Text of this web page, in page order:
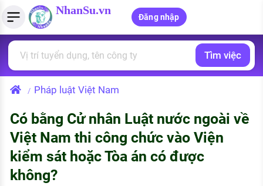
NhanSu.vn
Đăng nhập
Tìm việc làm
Việc làm ngành luật
Việc làm lương cao
Việc làm tốt nhất
CÔNG TY
Quản lý CV
Tải CV lên
Tạo CV trực tuyến
MẪU CV THEO STYLE
Mẫu CV đơn giản
Tính lương Gross - Net
Tính thuế thu nhập cá nhân
Tính trợ cấp thất nghiệp
PHÁP LUẬT VIỆT NAM
Văn bản pháp luật
PHÁP LUẬT LAO ĐỘNG
Lao động và tiền lương
Bảo hiểm và phúc lợi
Tìm việc
/ Pháp luật Việt Nam
Có bằng Cử nhân Luật nước ngoài về
Việt Nam thi công chức vào Viện
kiểm sát hoặc Tòa án có được
không?